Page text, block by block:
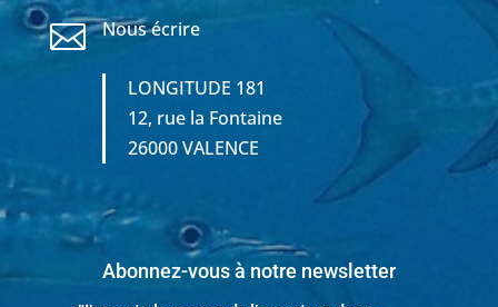
 Nous écrire
LONGITUDE 181
12, rue la Fontaine
26000 VALENCE
Abonnez-vous à notre newsletter